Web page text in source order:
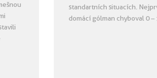
standartních situacích.
domácí gólman chyboval 0 –